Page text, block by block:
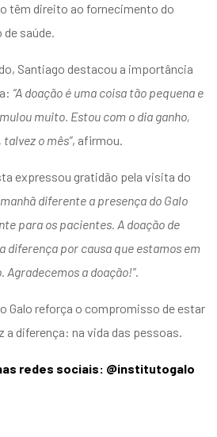
têm direito ao fornecimento do
saúde.
Santiago destacou a importância
“A doação é uma coisa tão pequena e
muito. Estou com o dia ganho,
o mês”, afirmou.
expressou gratidão pela visita do
manhã diferente a presença do Galo
para os pacientes. A doação de
diferença por causa que estamos em
a doação!”.
Galo reforça o compromisso de estar
a diferença: na vida das pessoas.
redes sociais: @institutogalo